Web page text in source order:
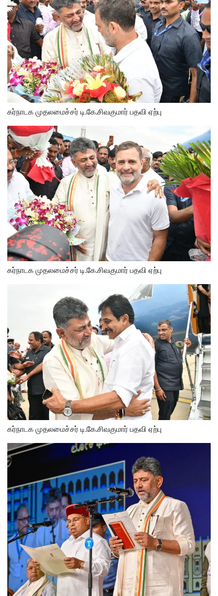
கர்நாடக முதலமைச்சர் டி.கே.சிவகுமார் பதவி ஏற்பு
கர்நாடக முதலமைச்சர் டி.கே.சிவகுமார் பதவி ஏற்பு
கர்நாடக முதலமைச்சர் டி.கே.சிவகுமார் பதவி ஏற்பு